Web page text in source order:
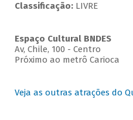
Classificação: LIVRE
Espaço Cultural BNDES
Av, Chile, 100 - Centro
Próximo ao metrô Carioca
Veja as outras atrações do